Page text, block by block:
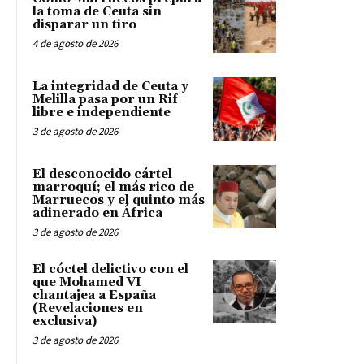
la toma de Ceuta sin
disparar un tiro
4 de agosto de 2026
La integridad de Ceuta y
Melilla pasa por un Rif
libre e independiente
3 de agosto de 2026
El desconocido cártel
marroquí; el más rico de
Marruecos y el quinto más
adinerado en África
3 de agosto de 2026
El cóctel delictivo con el
que Mohamed VI
chantajea a España
(Revelaciones en
exclusiva)
3 de agosto de 2026